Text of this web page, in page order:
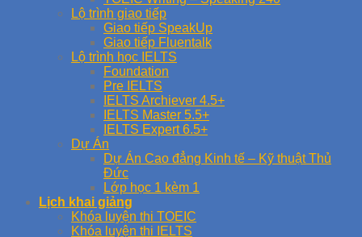
Lộ trình giao tiếp
Giao tiếp SpeakUp
Giao tiếp Fluentalk
Lộ trình học IELTS
Foundation
Pre IELTS
IELTS Archiever 4.5+
IELTS Master 5.5+
IELTS Expert 6.5+
Dự Án
Dự Án Cao đẳng Kinh tế – Kỹ thuật Thủ
Đức
Lớp học 1 kèm 1
Lịch khai giảng
Khóa luyện thi TOEIC
Khóa luyện thi IELTS